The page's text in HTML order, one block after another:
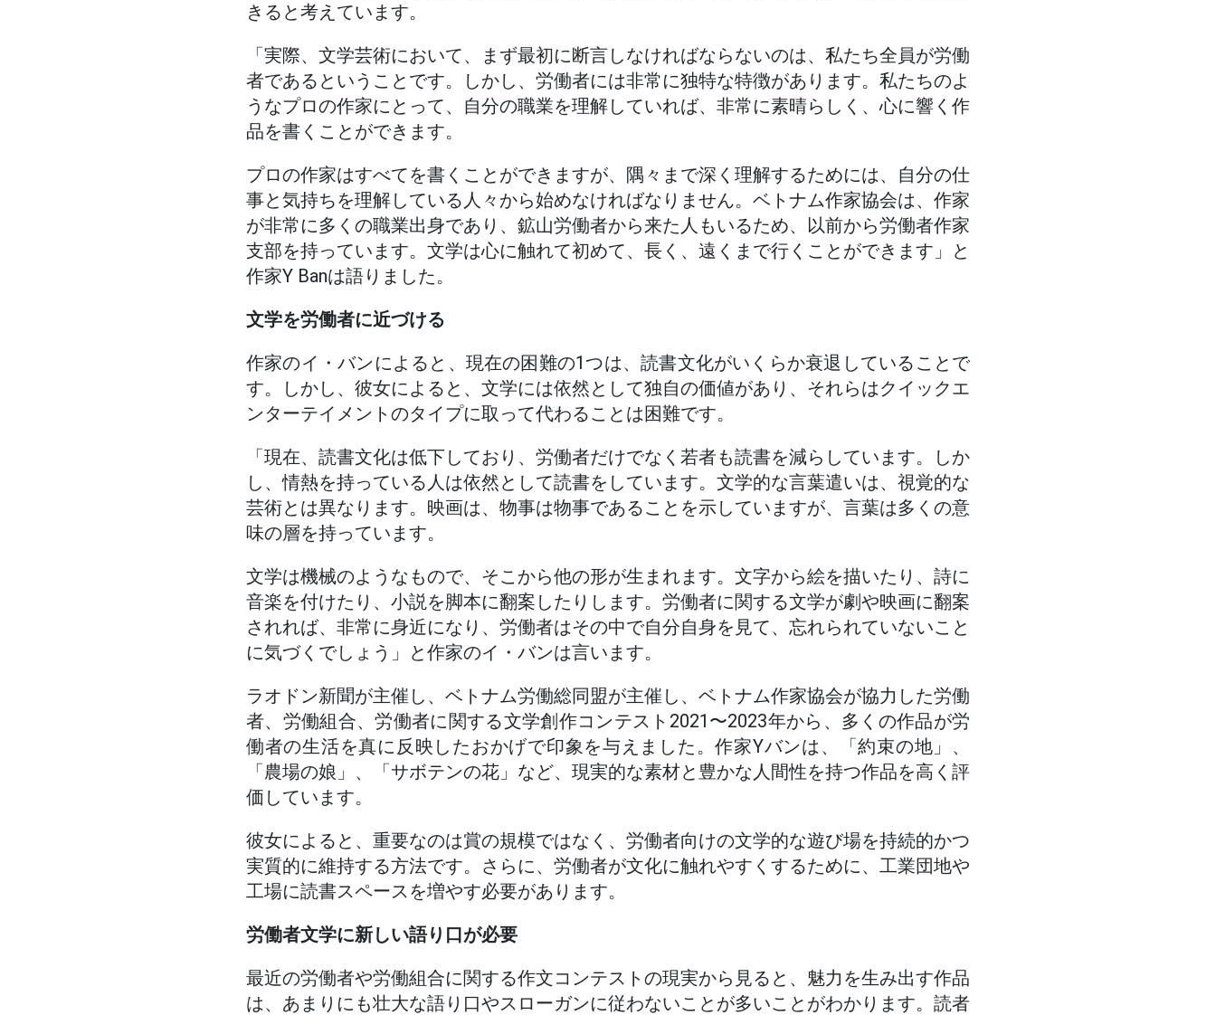
きると考えています。
「実際、文学芸術において、まず最初に断言しなければならないのは、私たち全員が労働
者であるということです。しかし、労働者には非常に独特な特徴があります。私たちのよ
うなプロの作家にとって、自分の職業を理解していれば、非常に素晴らしく、心に響く作
品を書くことができます。
プロの作家はすべてを書くことができますが、隅々まで深く理解するためには、自分の仕
事と気持ちを理解している人々から始めなければなりません。ベトナム作家協会は、作家
が非常に多くの職業出身であり、鉱山労働者から来た人もいるため、以前から労働者作家
支部を持っています。文学は心に触れて初めて、長く、遠くまで行くことができます」と
作家Y Banは語りました。
文学を労働者に近づける
作家のイ・バンによると、現在の困難の1つは、読書文化がいくらか衰退していることで
す。しかし、彼女によると、文学には依然として独自の価値があり、それらはクイックエ
ンターテイメントのタイプに取って代わることは困難です。
「現在、読書文化は低下しており、労働者だけでなく若者も読書を減らしています。しか
し、情熱を持っている人は依然として読書をしています。文学的な言葉遣いは、視覚的な
芸術とは異なります。映画は、物事は物事であることを示していますが、言葉は多くの意
味の層を持っています。
文学は機械のようなもので、そこから他の形が生まれます。文字から絵を描いたり、詩に
音楽を付けたり、小説を脚本に翻案したりします。労働者に関する文学が劇や映画に翻案
されれば、非常に身近になり、労働者はその中で自分自身を見て、忘れられていないこと
に気づくでしょう」と作家のイ・バンは言います。
ラオドン新聞が主催し、ベトナム労働総同盟が主催し、ベトナム作家協会が協力した労働
者、労働組合、労働者に関する文学創作コンテスト2021〜2023年から、多くの作品が労
働者の生活を真に反映したおかげで印象を与えました。作家Yバンは、「約束の地」、
「農場の娘」、「サボテンの花」など、現実的な素材と豊かな人間性を持つ作品を高く評
価しています。
彼女によると、重要なのは賞の規模ではなく、労働者向けの文学的な遊び場を持続的かつ
実質的に維持する方法です。さらに、労働者が文化に触れやすくするために、工業団地や
工場に読書スペースを増やす必要があります。
労働者文学に新しい語り口が必要
最近の労働者や労働組合に関する作文コンテストの現実から見ると、魅力を生み出す作品
は、あまりにも壮大な語り口やスローガンに従わないことが多いことがわかります。読者